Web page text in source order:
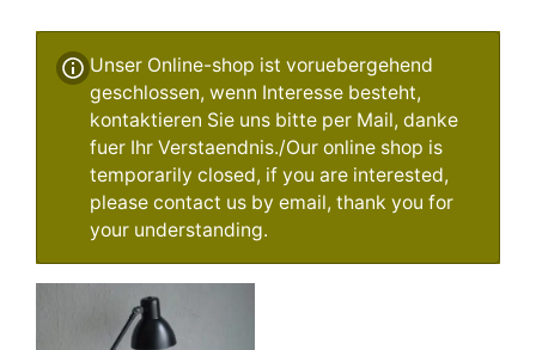
Unser Online-shop ist voruebergehend
geschlossen, wenn Interesse besteht,
kontaktieren Sie uns bitte per Mail, danke
fuer Ihr Verstaendnis./Our online shop is
temporarily closed, if you are interested,
please contact us by email, thank you for
your understanding.